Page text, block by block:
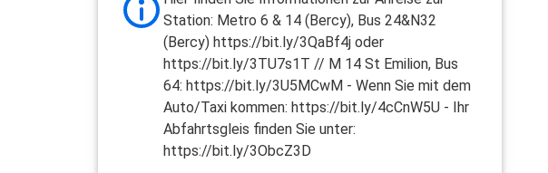
Station: Metro 6 & 14 (Bercy), Bus 24&N32
(Bercy) https://bit.ly/3QaBf4j oder
https://bit.ly/3TU7s1T // M 14 St Emilion, Bus
64: https://bit.ly/3U5MCwM - Wenn Sie mit dem
Auto/Taxi kommen: https://bit.ly/4cCnW5U - Ihr
Abfahrtsgleis finden Sie unter:
https://bit.ly/3ObcZ3D